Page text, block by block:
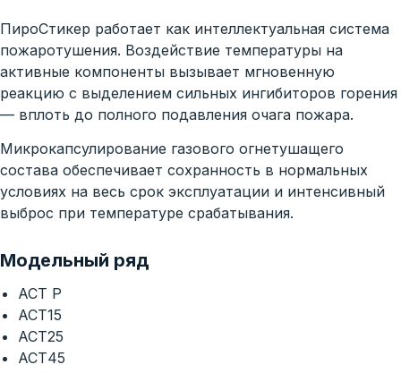
ПироСтикер работает как интеллектуальная система
пожаротушения. Воздействие температуры на
активные компоненты вызывает мгновенную
реакцию с выделением сильных ингибиторов горения
— вплоть до полного подавления очага пожара.
Микрокапсулирование газового огнетушащего
состава обеспечивает сохранность в нормальных
условиях на весь срок эксплуатации и интенсивный
выброс при температуре срабатывания.
Модельный ряд
АСТ Р
АСТ15
АСТ25
АСТ45